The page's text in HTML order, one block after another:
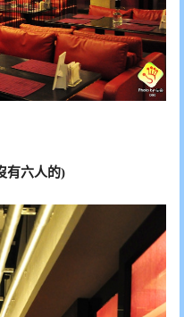
有六人的)